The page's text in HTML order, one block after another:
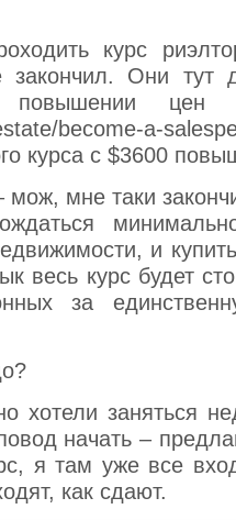
курс
Они тут
повышении
become-a-
курса с $3600
мне таки
и
весь курс будет
за
хотели заняться
начать –
я там уже все
как сдают.